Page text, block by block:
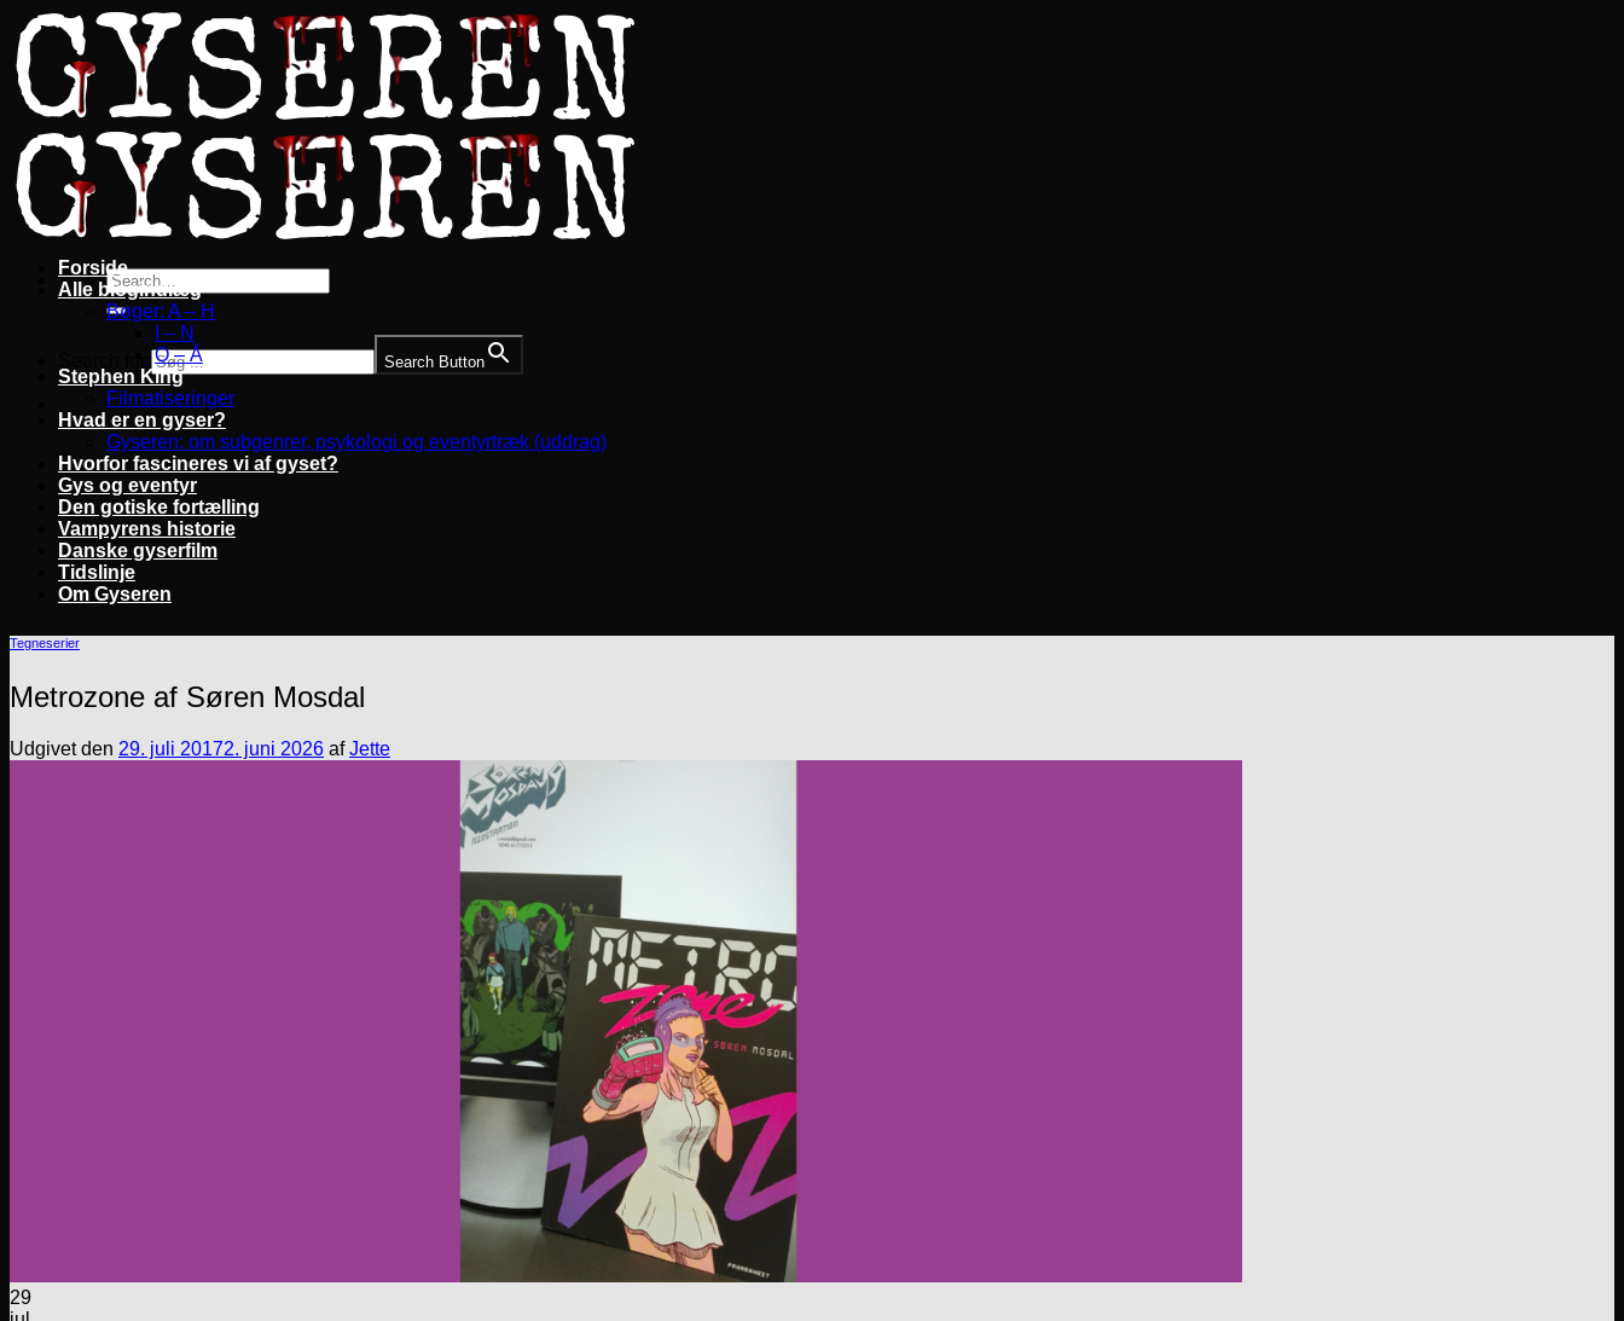
Fortsæt
til
indhold
Search Button
Forside
Alle blogindlæg
Bøger: A – H
I – N
O – Å
Stephen King
Filmatiseringer
Hvad er en gyser?
Gyseren: om subgenrer, psykologi og eventyrtræk (uddrag)
Hvorfor fascineres vi af gyset?
Gys og eventyr
Den gotiske fortælling
Vampyrens historie
Danske gyserfilm
Tidslinje
Om Gyseren
Tegneserier
Metrozone af Søren Mosdal
Udgivet den 29. juli 20172. juni 2026 afJette
29